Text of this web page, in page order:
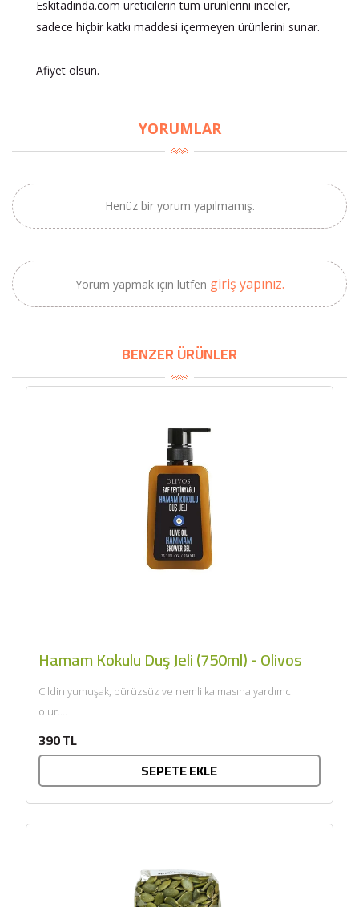
Eskitadında.com üreticilerin tüm ürünlerini inceler,
sadece hiçbir katkı maddesi içermeyen ürünlerini sunar.
Afiyet olsun.
YORUMLAR
Henüz bir yorum yapılmamış.
Yorum yapmak için lütfen giriş yapınız.
BENZER ÜRÜNLER
Hamam Kokulu Duş Jeli (750ml) - Olivos
Cildin yumuşak, pürüzsüz ve nemli kalmasına yardımcı
olur....
390 TL
SEPETE EKLE
BU HAFTANIN PLANLI İNDİRİMİ
2320,00 TL
Sızma Zeytinyağı
Güney Ege, 5 Litre) -
SEPETE EKLE